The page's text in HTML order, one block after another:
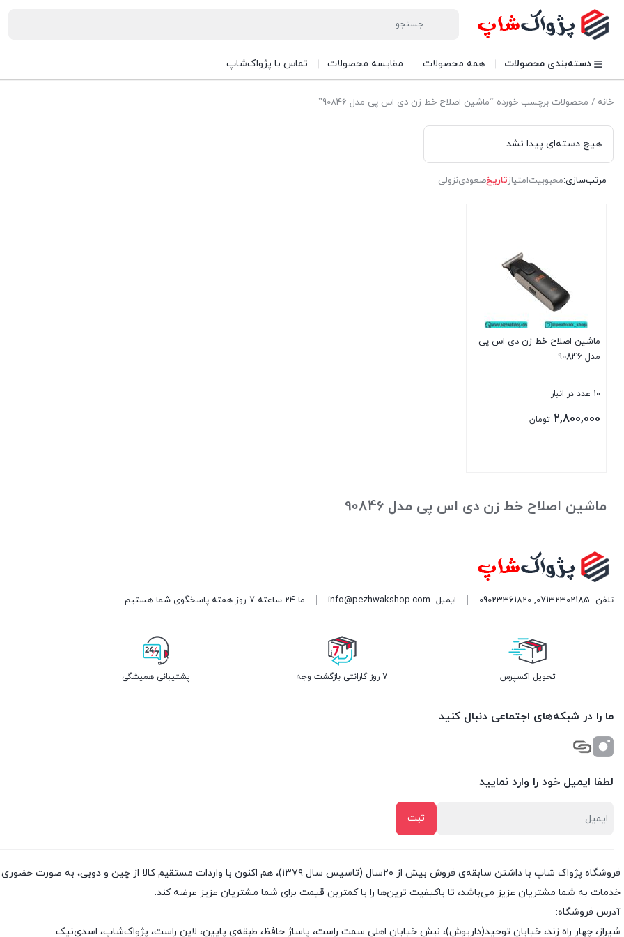
دسته‌بندی محصولات همه محصولات مقایسه محصولات تماس با پژواک‌شاپ
خانه / محصولات برچسب خورده “ماشین اصلاح خط زن دی اس پی مدل 90846”
هیچ دسته‌ای پیدا نشد
مرتب‌سازی:محبوبیتامتیازتاریخصعودینزولی
ماشین اصلاح خط زن دی اس پی
مدل 90846
10 عدد در انبار
2,800,000 تومان
ماشین اصلاح خط زن دی اس پی مدل 90846
تلفن 07132302185
,
09023361820 ایمیل info@pezhwakshop.com ما 24 ساعته 7 روز هفته پاسخگوی شما هستیم.
تحویل اکسپرس 7 روز گارانتی بازگشت وجه پشتیبانی همیشگی
ما را در شبکه‌های اجتماعی دنبال کنید
لطفا ایمیل خود را وارد نمایید
فروشگاه پژواک شاپ با داشتن سابقه‌ی فروش بیش از ۲۰سال (تاسیس سال ۱۳۷۹)، هم اکنون با واردات
خدمات به شما مشتریان عزیز می‌باشد، تا باکیفیت ترین‌ها را با کمتربن قیمت برای شما مشتریان عزیز عرضه کند.
آدرس فروشگاه:
شیراز، چهار راه زند، خیابان توحید(داریوش)، نبش خیابان اهلی سمت راست، پاساژ حافظ، طبقه‌ی پایین، لاین راست، پژواک‌شاپ، اسدی‌نیک.